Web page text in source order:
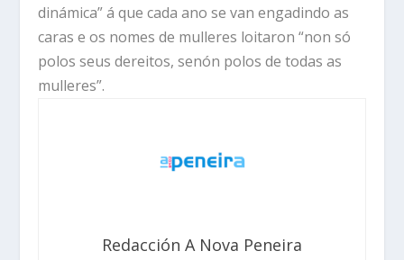
dinámica” á que cada ano se van engadindo as
caras e os nomes de mulleres loitaron “non só
polos seus dereitos, senón polos de todas as
mulleres”.
Redacción A Nova Peneira